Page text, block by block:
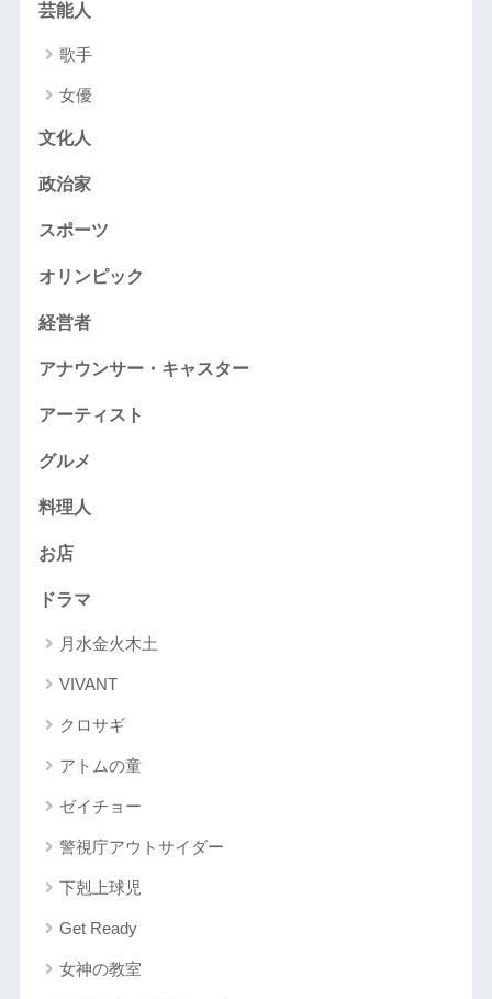
芸能人
歌手
女優
文化人
政治家
スポーツ
オリンピック
経営者
アナウンサー・キャスター
アーティスト
グルメ
料理人
お店
ドラマ
月水金火木土
VIVANT
クロサギ
アトムの童
ゼイチョー
警視庁アウトサイダー
下剋上球児
Get Ready
女神の教室